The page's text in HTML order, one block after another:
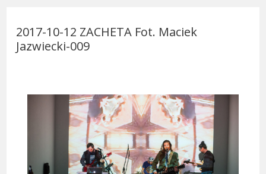
2017-10-12 ZACHETA Fot. Maciek
Jazwiecki-009